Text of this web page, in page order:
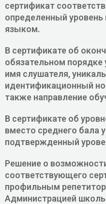
сертификат
определенный
языком.
В сертификате об
обязательном
имя слушателя,
идентификационный
также направление
В сертификате об
вместо среднего бала
подтвержденный
Решение о
соответствующего
профильным
Администрацией